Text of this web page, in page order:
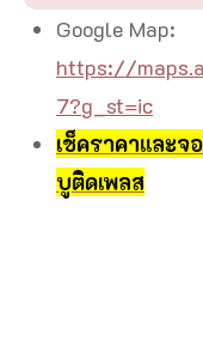
Google Map:
https://
7?g_st=ic
เช็คราคาและจ
บูติดเพลส